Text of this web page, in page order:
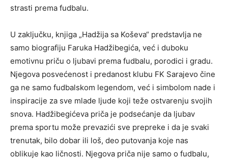
strasti prema fudbalu.
U zaključku, knjiga „Hadžija sa Koševa“ predstavlja ne
samo biografiju Faruka Hadžibegića, već i duboku
emotivnu priču o ljubavi prema fudbalu, porodici i gradu.
Njegova posvećenost i predanost klubu FK Sarajevo čine
ga ne samo fudbalskom legendom, već i simbolom nade i
inspiracije za sve mlade ljude koji teže ostvarenju svojih
snova. Hadžibegićeva priča je podsećanje da ljubav
prema sportu može prevazići sve prepreke i da je svaki
trenutak, bilo dobar ili loš, deo putovanja koje nas
oblikuje kao ličnosti. Njegova priča nije samo o fudbalu,